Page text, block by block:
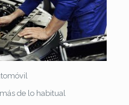
de lo habitual